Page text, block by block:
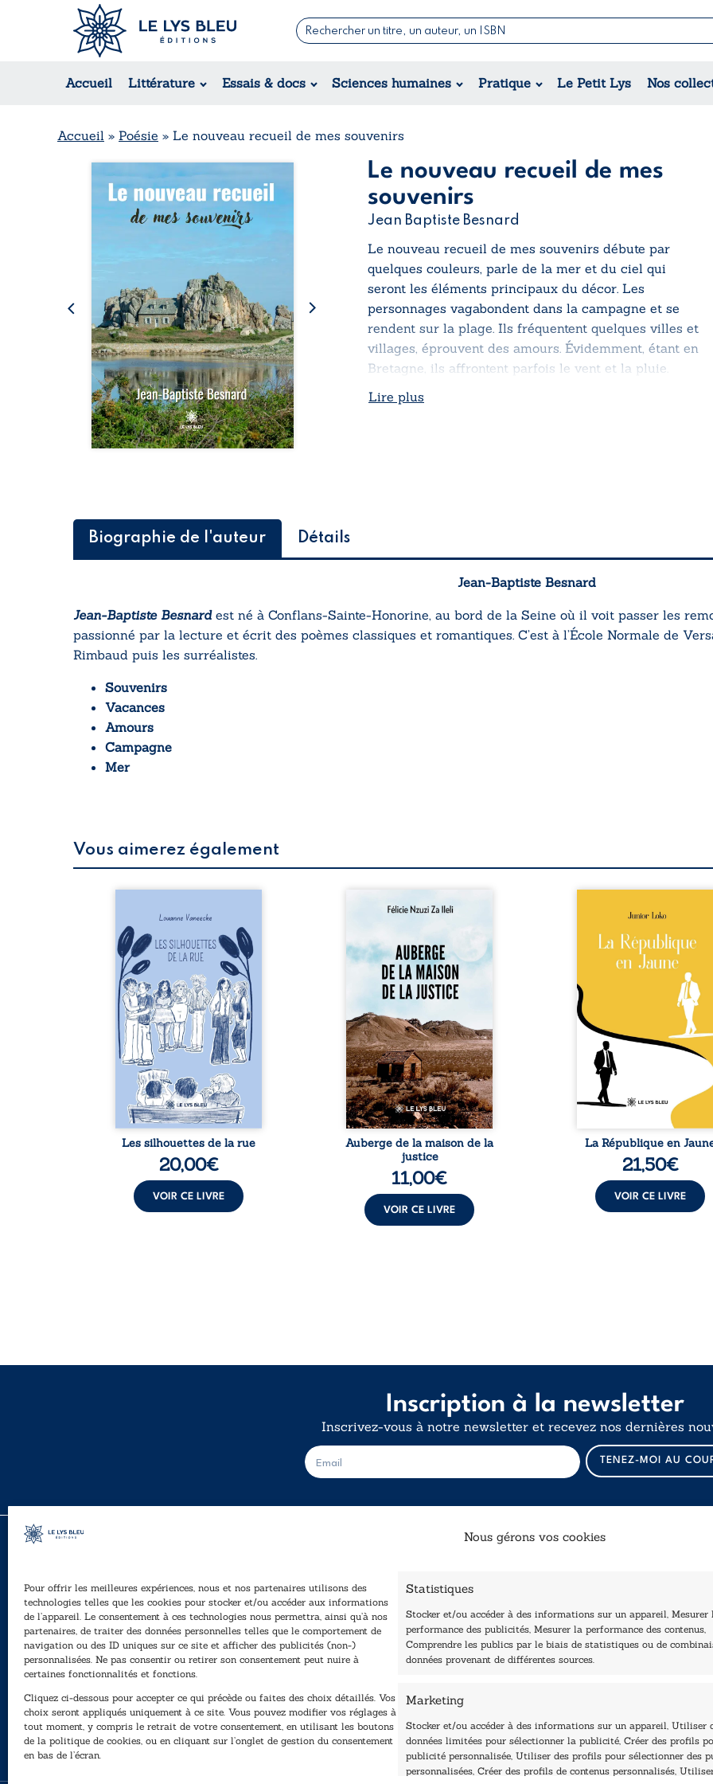
Nous gérons vos cookies
Pour offrir les meilleures expériences, nous et nos partenaires utilisons des
technologies telles que les cookies pour stocker et/ou accéder aux informations
de l’appareil. Le consentement à ces technologies nous permettra, ainsi qu’à nos
partenaires, de traiter des données personnelles telles que le comportement de
navigation ou des ID uniques sur ce site et afficher des publicités (non-)
personnalisées. Ne pas consentir ou retirer son consentement peut nuire à
certaines fonctionnalités et fonctions.
Cliquez ci-dessous pour accepter ce qui précède ou faites des choix détaillés. Vos
choix seront appliqués uniquement à ce site. Vous pouvez modifier vos réglages à
tout moment, y compris le retrait de votre consentement, en utilisant les boutons
de la politique de cookies, ou en cliquant sur l’onglet de gestion du consentement
en bas de l’écran.
Statistiques
Stocker et/ou accéder à des informations sur un appareil, Mesurer
performance des publicités, Mesurer la performance des contenus,
Comprendre les publics par le biais de statistiques ou de
données provenant de différentes sources.
Marketing
Stocker et/ou accéder à des informations sur un appareil, Utiliser
données limitées pour sélectionner la publicité, Créer des profils
publicité personnalisée, Utiliser des profils pour sélectionner des
personnalisées, Créer des profils de contenus personnalisés,
Accueil Littérature Essais & docs Sciences humaines Pratique Le Petit Lys Nos
Romans
Suspense / Thriller / Policier
Romance
Régional
Jeunesse
Nouvelles & Contes
Théâtre
Accueil » Poésie » Le nouveau recueil de mes souvenirs
Le nouveau recueil de mes
souvenirs
Jean Baptiste Besnard
Le nouveau recueil de mes souvenirs débute par
quelques couleurs, parle de la mer et du ciel qui
seront les éléments principaux du décor. Les
personnages vagabondent dans la campagne et se
rendent sur la plage. Ils fréquentent quelques villes et
villages, éprouvent des amours. Évidemment, étant en
Bretagne, ils affrontent parfois le vent et la pluie.
Lire plus
Biographie de l'auteur Détails
Jean-Baptiste Besnard
Jean-Baptiste Besnardest né à Conflans-Sainte-Honorine, au bord de la Seine où il voit passer les
passionné par la lecture et écrit des poèmes classiques et romantiques. C’est à l’École Normale de
Rimbaud puis les surréalistes.
Souvenirs
Vacances
Amours
Campagne
Mer
Vous aimerez également
donne la parole à six
personnages ordinaires,
traversés par des pensées,
des émotions et des silences
qui pourraient appartenir à
chacun de nous. À travers
leurs parcours, ce roman
invite à porter un regard
différent sur celles et ceux
qui nous entourent, à deviner
ce qui se cache derrière les
apparences et à s’ouvrir au
fourmillement sensible de
notre ...
Les silhouettes de la rue
20,00€
VOIR CE LIVRE
Auberge de la maison de la
parcours exemplaire de
Mbala Zi Nkuaku Lema Félix.
Magistrat intègre, fervent
défenseur des droits
humains et de
l’indépendance judiciaire, il
voit sa carrière de trente-
quatre ans brutalement
brisée par une révocation
arbitraire en 2009, plongeant
sa vie dans un chaos
matériel et moral. À ...
Auberge de la maison de la
justice
11,00€
VOIR CE LIVRE
Congo, la naissance
jumeaux de races
bouleverse l’ordre
Senior est Noir et Junior
Blanc, bien que nés
couple de Noirs. Très
l’événement attire les
internationaux et
le bébé blanc en une
emblématique
investie, selon certains,
mission
Cependant, sous couvert
La République en
21,50€
VOIR CE LIVRE
Inscription à la newsletter
Inscrivez-vous à notre newsletter et recevez nos dernières
m
a
l
*
E
-
m
i
TENEZ-MOI AU
40, rue du Louvre 75001 Paris
01 76 50 38 88
Horaires du standard
De mardi à vendredi :
9h - 12h et 13h30 - 16h30
Lundi, samedi et dimanche : fermé
Accueil
Être édité
Contactez-nous
Les Plumes du Lys Bleu
Prix sciences humaines
Nos collections
Nos auteurs
Essai & docs
Sciences humaines